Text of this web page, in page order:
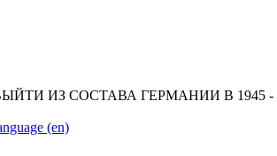
ИЗ СОСТАВА ГЕРМАНИИ В 1945 -
(en)